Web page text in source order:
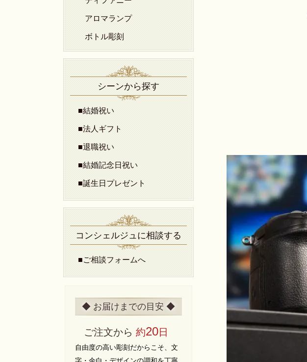
アロマランプ
ボトル彫刻
シーンから探す
■結婚祝い
■法人ギフト
■退職祝い
■結婚記念日祝い
■誕生日プレゼント
コンシェルジュに相談する
■ご相談フォームへ
◆ お届けまでの目安 ◆
ご注文から 約20日
自由度の高い彫刻だからこそ、文